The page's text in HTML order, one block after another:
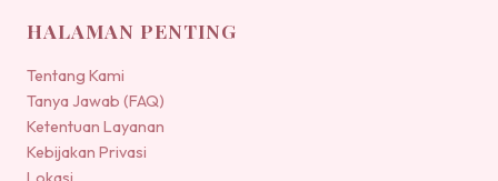
HALAMAN PENTING
Tentang Kami
Tanya Jawab (FAQ)
Ketentuan Layanan
Kebijakan Privasi